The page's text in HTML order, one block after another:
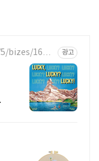
bizes/1660
광고